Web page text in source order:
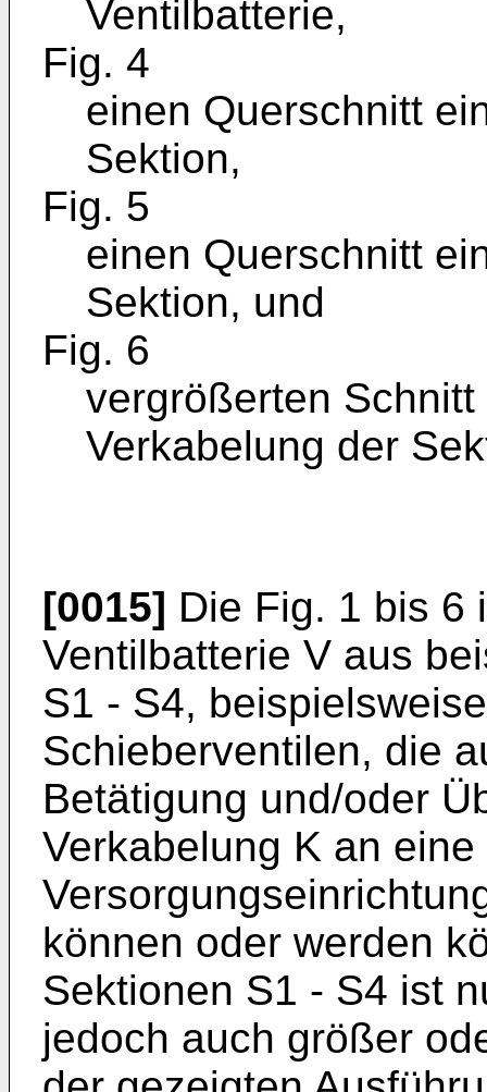
Ventilbatterie,
Fig. 4
einen Querschnitt
Sektion,
Fig. 5
einen Querschnitt
Sektion, und
Fig. 6
vergrößerten
Verkabelung der
[0015] Die Fig. 1 bis 6
Ventilbatterie V aus
S1 - S4,
Schieberventilen, die
Betätigung und/oder
Verkabelung K an
können oder werden
Sektionen S1 - S4 ist
jedoch auch größer